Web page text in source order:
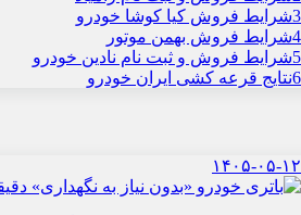
3شرایط فروش کیا کوشا خودرو
4شرایط فروش بهمن موتور
5شرایط فروش و ثبت نام نادین خودرو
6نتایج قرعه کشی ایران خودرو
۱۴۰۵-۰۵-۱۲